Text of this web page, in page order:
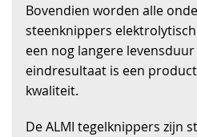
Bovendien worden alle
steenknippers
een nog langere
eindresultaat is een
kwaliteit.
De ALMI tegelknippers zijn